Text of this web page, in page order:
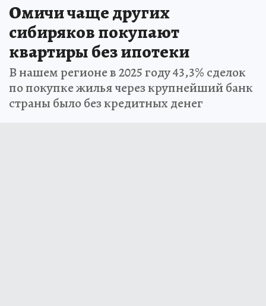
Омичи чаще других
сибиряков покупают
квартиры без ипотеки
В нашем регионе в 2025 году 43,3% сделок
по покупке жилья через крупнейший банк
страны было без кредитных денег